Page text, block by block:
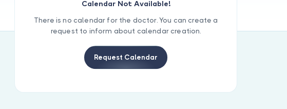
Calendar Not Available!
There is no calendar for the doctor. You can create a
request to inform about calendar creation.
Request Calendar